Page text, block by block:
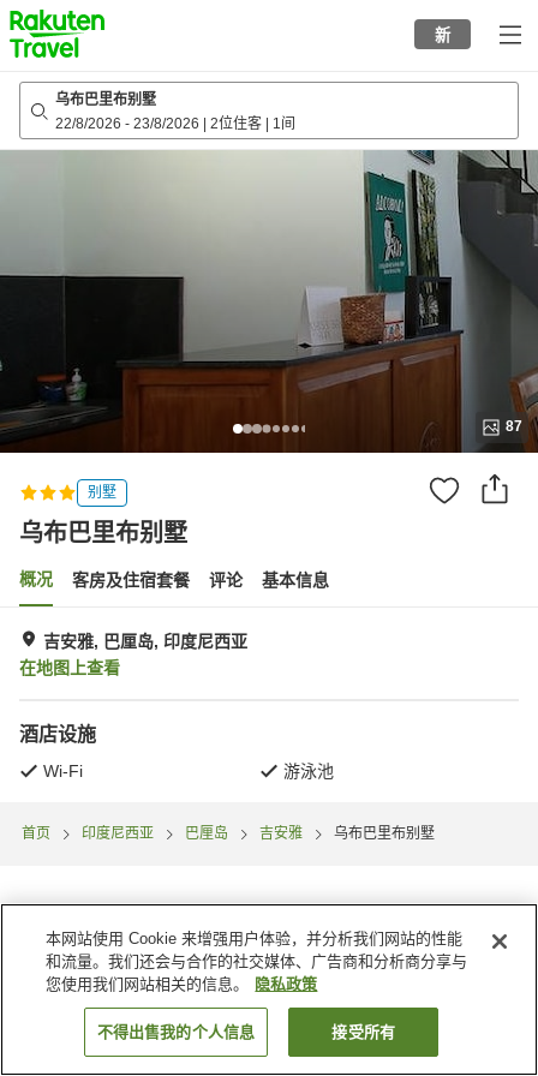
to
top
page
新
乌布巴里布别墅
22/8/2026 - 23/8/2026 2位住客 1间
87
别墅
乌布巴里布别墅
概况 客房及住宿套餐 评论 基本信息
吉安雅, 巴厘岛, 印度尼西亚
在地图上查看
酒店设施
Wi-Fi 游泳池
首页 印度尼西亚 巴厘岛 吉安雅 乌布巴里布别墅
搜索客房
本网站使用 Cookie 来增强用户体验，并分析我们网站的性能
和流量。我们还会与合作的社交媒体、广告商和分析商分享与
您使用我们网站相关的信息。
隐私政策
不得出售我的个人信息 接受所有